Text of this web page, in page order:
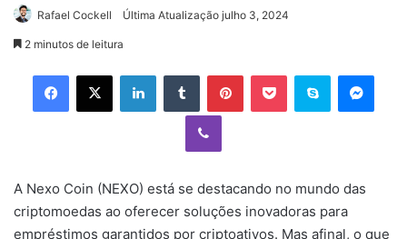
Rafael Cockell Última Atualização julho 3, 2024
2 minutos de leitura
Facebook
X LinkedinTumblr PinterestPocket Skype
Viber
A Nexo Coin (NEXO) está se destacando no mundo das
criptomoedas ao oferecer soluções inovadoras para
empréstimos garantidos por criptoativos. Mas afinal, o que